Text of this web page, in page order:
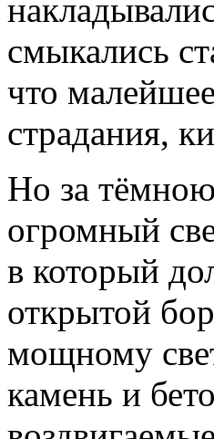
смыкались
что
страдания,
Но за
огромный
в который
открытой
мощному
камень и